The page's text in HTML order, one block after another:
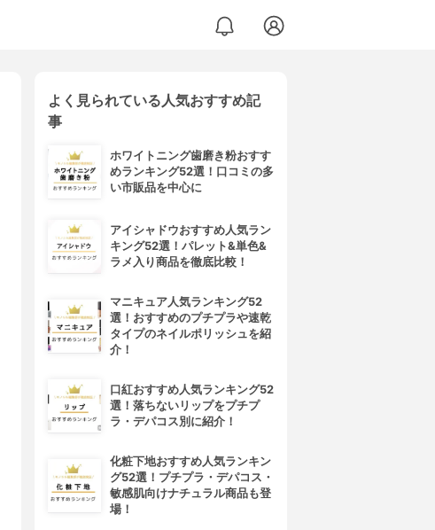
よく見られている人気おすすめ記
事
ホワイトニング歯磨き粉おすす
めランキング52選！口コミの多
い市販品を中心に
アイシャドウおすすめ人気ラン
キング52選！パレット&単色&
ラメ入り商品を徹底比較！
マニキュア人気ランキング52
選！おすすめのプチプラや速乾
タイプのネイルポリッシュを紹
介！
口紅おすすめ人気ランキング52
選！落ちないリップをプチプ
ラ・デパコス別に紹介！
化粧下地おすすめ人気ランキン
グ52選！プチプラ・デパコス・
敏感肌向けナチュラル商品も登
場！